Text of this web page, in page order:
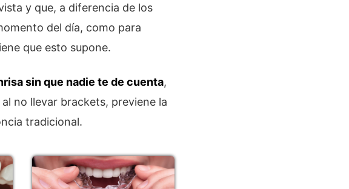
y que, a diferencia de los
del día, como para
que esto supone.
sin que nadie te de cuenta,
no llevar brackets, previene la
tradicional.